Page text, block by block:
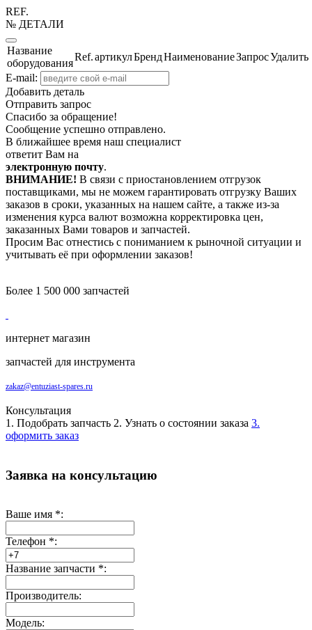
REF.
№ ДЕТАЛИ
Название
оборудования
Ref.артикулБрендНаименованиеЗапросУдалить
E-mail:
Добавить деталь
Отправить запрос
Спасибо за обращение!
Сообщение успешно отправлено.
В ближайшее время наш специалист
ответит Вам на
электронную почту.
ВНИМАНИЕ! В связи с приостановлением отгрузок
поставщиками, мы не можем гарантировать отгрузку Ваших
заказов в сроки, указанных на нашем сайте, а также из-за
изменения курса валют возможна корректировка цен,
заказанных Вами товаров и запчастей.
Просим Вас отнестись с пониманием к рыночной ситуации и
учитывать её при оформлении заказов!
Более 1 500 000 запчастей
интернет магазин
запчастей для инструмента
zakaz@entuziast-spares.ru
Консультация
1. Подобрать запчасть 2. Узнать о состоянии заказа 3.
оформить заказ
Заявка на консультацию
Ваше имя *:
Телефон *:
Название запчасти *:
Производитель:
Модель: